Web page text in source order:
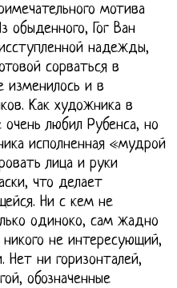
мотива
обыденного, Гог Ван
надежды,
сорваться в
изменилось и в
Как художника в
любил Рубенса, но
исполненная «мудрой
лица и руки
что делает
Ни с кем не
одиноко, сам жадно
не интересующий,
Нет ни горизонталей,
обозначенные